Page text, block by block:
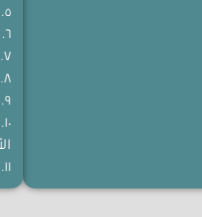
٥. سيروم البروبيوتيك
٦. قناع أوكسي
٧. كاتالوسموس
٨. بودرة هيدرا – مرطبة
٩. منشط حيوي للاكتات
١١. كريم بروسكين